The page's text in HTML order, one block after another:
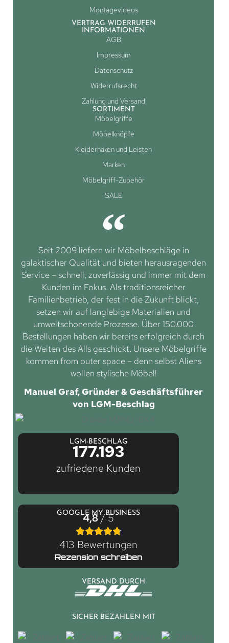
Montagevideos
VERTRAG WIDERRUFEN
INFORMATIONEN
AGB
Impressum
Datenschutz
Widerrufsrecht
Zahlung und Versand
SORTIMENT
Möbelgriffe
Möbelknöpfe
Kleiderhaken und Leisten
Marken
Möbelgriff-Zubehör
SALE
Seit 2009 liefern wir Möbelbeschläge in
galaktischer Qualität und bieten herausragenden
Service – schnell, zuverlässig und immer mit dem
Kunden im Fokus. Als traditionsreicher
Familienbetrieb, der fest in die Zukunft blickt,
setzen wir auf langlebige Materialien und
umweltschonende Prozesse. Über 150.000
Bestellungen haben wir bereits erfolgreich durch
die Weiten des Alls geschickt. Unsere Möbelgriffe
kommen from outer space – denn selbst Aliens
wollen stylische Möbel!
Manuel Graf, Gründer & Geschäftsführer
von LGM-Beschlag
LGM-BESCHLAG
177.193
zufriedene Kunden
GOOGLE MY BUSINESS
4,8/ 5
413 Bewertungen
Rezension schreiben
VERSAND DURCH
SICHER BEZAHLEN MIT